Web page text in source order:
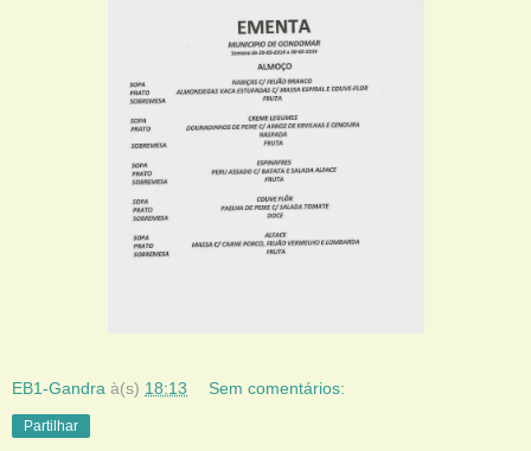
EB1-Gandra à(s) 18:13 Sem comentários:
Partilhar